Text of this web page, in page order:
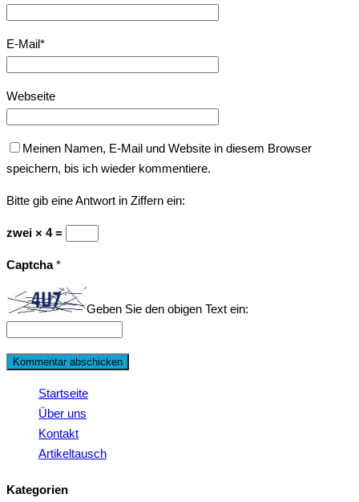
E-Mail*
Webseite
Meinen Namen, E-Mail und Website in diesem Browser
speichern, bis ich wieder kommentiere.
Bitte gib eine Antwort in Ziffern ein:
zwei × 4 =
Captcha*
Geben Sie den obigen Text ein:
Startseite
Über uns
Kontakt
Artikeltausch
Kategorien